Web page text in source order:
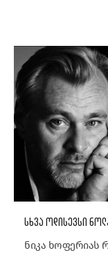
ᲡᲮᲕᲐ ᲝᲓᲘᲡᲔᲕᲡᲘ
ნიკა ხოფერიას